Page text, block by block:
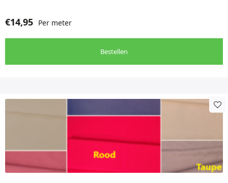
dameskleding te maken heeft.
€14,95 Per meter
Bestellen
variaties.
Deze